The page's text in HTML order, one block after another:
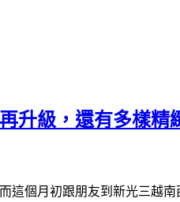
升級，還有多樣
個月初跟朋友到新光三越